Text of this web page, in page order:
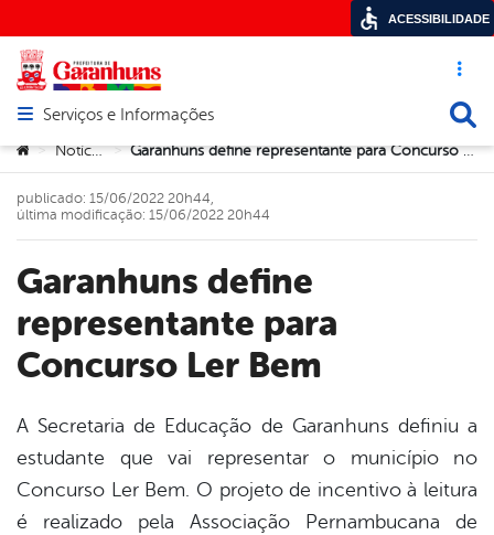
Acesso
Abrir menu principal de navegação
Serviços e Informações
Você está aqui:
> Notícias > Garanhuns define representante para Concurso Ler Bem
Garanhuns define
representante para
Concurso Ler Bem
publicado: 15/06/2022 20h44,
última modificação: 15/06/2022 20h44
A Secretaria de Educação de Garanhuns definiu a
estudante que vai representar o município no
Concurso Ler Bem. O projeto de incentivo à leitura
é realizado pela Associação Pernambucana de
ACESSIBILIDADE